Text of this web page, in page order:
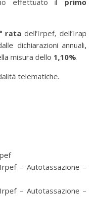
effettuato il primo
rata dell’Irpef, dell’Irap
dichiarazioni annuali,
misura dello 1,10%.
telematiche.
– Autotassazione –
– Autotassazione –